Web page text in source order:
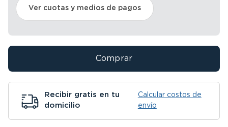
Ver cuotas y medios de pagos
Comprar
Recibir gratis en tu
domicilio
Calcular costos de
envío